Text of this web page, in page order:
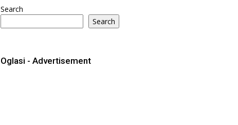
Search
Search
Oglasi - Advertisement